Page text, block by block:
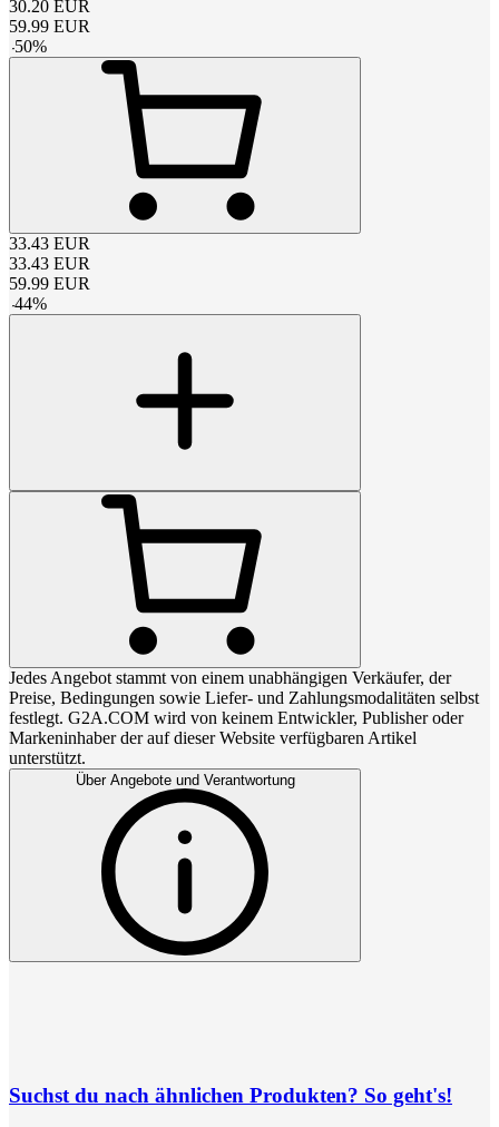
30.20 EUR
59.99 EUR
-50%
33.43 EUR
33.43 EUR
59.99 EUR
-44%
Jedes Angebot stammt von einem unabhängigen Verkäufer, der
Preise, Bedingungen sowie Liefer- und Zahlungsmodalitäten selbst
festlegt. G2A.COM wird von keinem Entwickler, Publisher oder
Markeninhaber der auf dieser Website verfügbaren Artikel
unterstützt.
Über Angebote und Verantwortung
Suchst du nach ähnlichen Produkten? So geht's!